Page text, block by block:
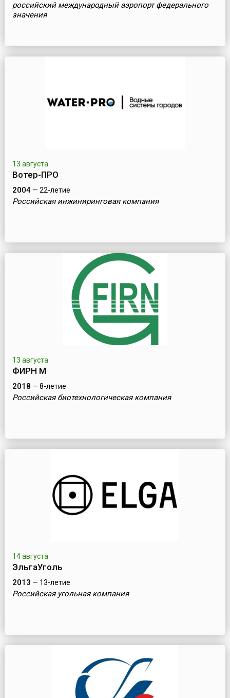
российский международный аэропорт федерального
значения
13 августа
Вотер-ПРО
2004— 22-летие
Российская инжиниринговая компания
13 августа
ФИРН М
2018 — 8-летие
Российская биотехнологическая компания
14 августа
ЭльгаУголь
2013 — 13-летие
Российская угольная компания